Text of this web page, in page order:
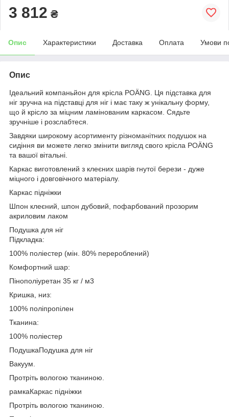
3 812 ₴
Опис Характеристики Доставка Оплата Умови
Опис
Ідеальний компаньйон для крісла POÄNG. Ця підставка для
ніг зручна на підставці для ніг і має таку ж унікальну форму,
що й крісло за міцним ламінованим каркасом. Сядьте
зручніше і розслабтеся.
Завдяки широкому асортименту різноманітних подушок на
сидіння ви можете легко змінити вигляд свого крісла POÄNG
та вашої вітальні.
Каркас виготовлений з клеєних шарів гнутої берези - дуже
міцного і довговічного матеріалу.
Каркас підніжки
Шпон клеєний, шпон дубовий, пофарбований прозорим
акриловим лаком
Подушка для ніг
Підкладка:
100% поліестер (мін. 80% перероблений)
Комфортний шар:
Пінополіуретан 35 кг / м3
Кришка, низ:
100% поліпропілен
Тканина:
100% поліестер
ПодушкаПодушка для ніг
Вакуум.
Протріть вологою тканиною.
рамкаКаркас підніжки
Протріть вологою тканиною.